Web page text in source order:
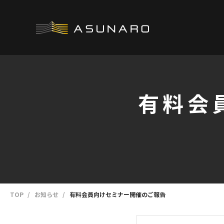
有料会
TOP お知らせ 有料会員向けセミナー開催のご報告